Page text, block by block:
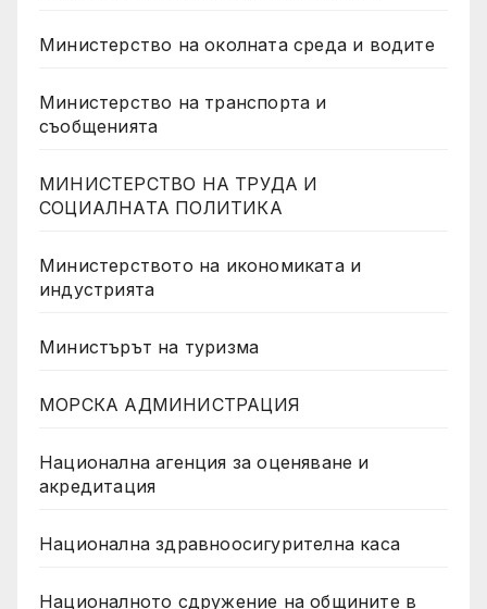
Министерство на околната среда и водите
Министерство на транспорта и
съобщенията
МИНИСТЕРСТВО НА ТРУДА И
СОЦИАЛНАТА ПОЛИТИКА
Министерството на икономиката и
индустрията
Министърът на туризма
МОРСКА АДМИНИСТРАЦИЯ
Национална агенция за оценяване и
акредитация
Национална здравноосигурителна каса
Националното сдружение на общините в